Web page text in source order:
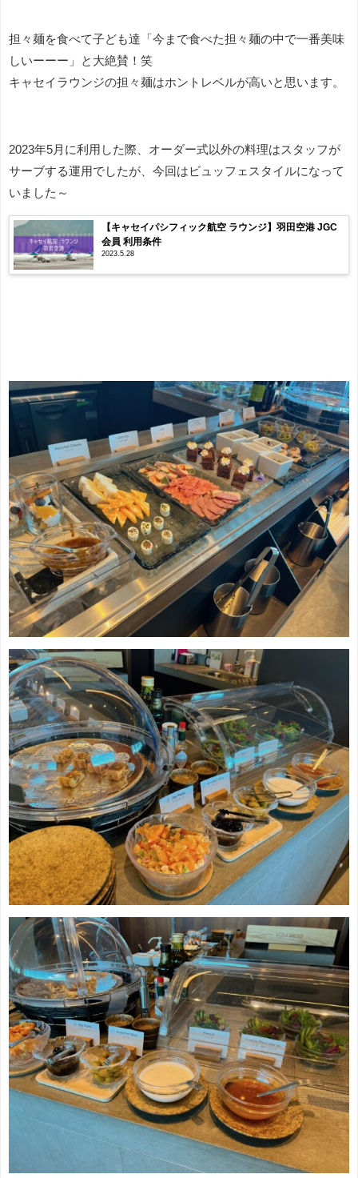
担々麺を食べて子ども達「今まで食べた担々麺の中で一番美味
しいーーー」と大絶賛！笑
キャセイラウンジの担々麺はホントレベルが高いと思います。
2023年5月に利用した際、オーダー式以外の料理はスタッフが
サーブする運用でしたが、今回はビュッフェスタイルになって
いました～
【キャセイパシフィック航空 ラウンジ】羽田空港 JGC
会員 利用条件
2023.5.28